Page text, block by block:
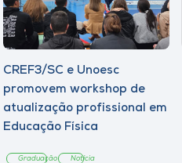
CREF3/SC e Unoesc
promovem workshop de
atualização profissional em
Educação Física
Graduação Notícia